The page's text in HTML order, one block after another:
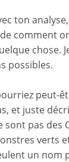
ton
comment
chose.
possibles.
peut-
et juste
sont pas des
verts
un nom